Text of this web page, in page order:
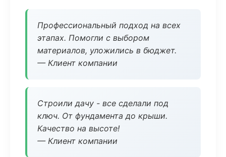
Профессиональный подход на всех
этапах. Помогли с выбором
материалов, уложились в бюджет.
— Клиент компании
Строили дачу - все сделали под
ключ. От фундамента до крыши.
Качество на высоте!
— Клиент компании